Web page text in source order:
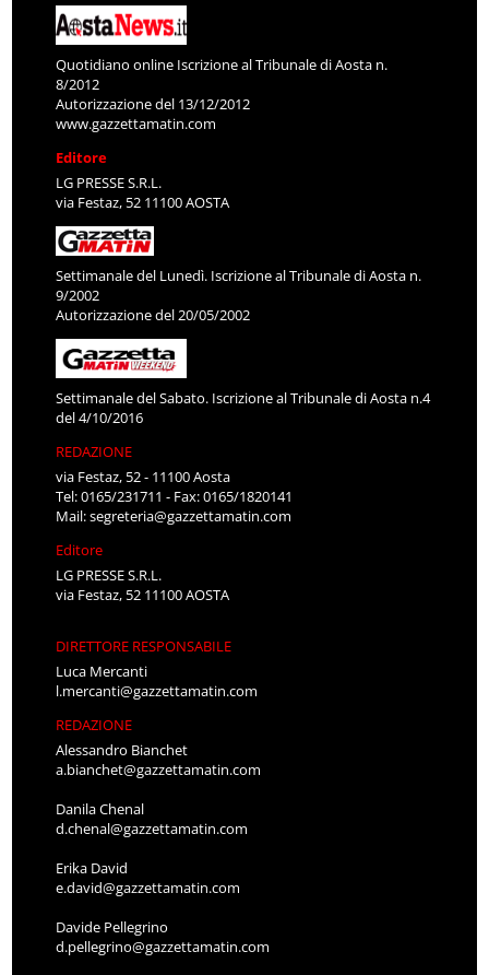
Quotidiano online Iscrizione al Tribunale di Aosta n.
8/2012
Autorizzazione del 13/12/2012
www.gazzettamatin.com
Editore
LG PRESSE S.R.L.
via Festaz, 52 11100 AOSTA
Settimanale del Lunedì. Iscrizione al Tribunale di Aosta n.
9/2002
Autorizzazione del 20/05/2002
Settimanale del Sabato. Iscrizione al Tribunale di Aosta n.4
del 4/10/2016
REDAZIONE
via Festaz, 52 - 11100 Aosta
Tel: 0165/231711 - Fax: 0165/1820141
Mail:segreteria@gazzettamatin.com
Editore
LG PRESSE S.R.L.
via Festaz, 52 11100 AOSTA
DIRETTORE RESPONSABILE
Luca Mercanti
l.mercanti@gazzettamatin.com
REDAZIONE
Alessandro Bianchet
a.bianchet@gazzettamatin.com
Danila Chenal
d.chenal@gazzettamatin.com
Erika David
e.david@gazzettamatin.com
Davide Pellegrino
d.pellegrino@gazzettamatin.com